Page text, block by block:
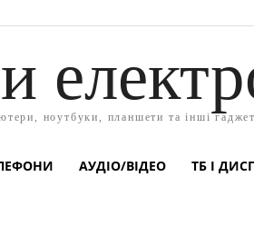
ноутбуки, планшети та інші
АУДІО/ВІДЕО ТБ І